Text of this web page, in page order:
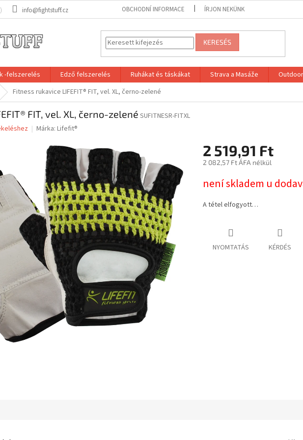
info@fightstuff.cz OBCHODNÍ INFORMACE ÍRJON NEKÜNK
KERESÉS
-felszerelés Edző felszerelés Ruhákat és táskákat Strava a Masáže
Fitness rukavice LIFEFIT® FIT, vel. XL, černo-zelené
FIT, vel. XL, černo-zelenéSUFITNESR-FITXL
Márka: Lifefit®
2 519,91 Ft
2 082,57 Ft ÁFA nélkül
není skladem u
A tétel elfogyott…
NYOMTATÁS KÉRDÉS